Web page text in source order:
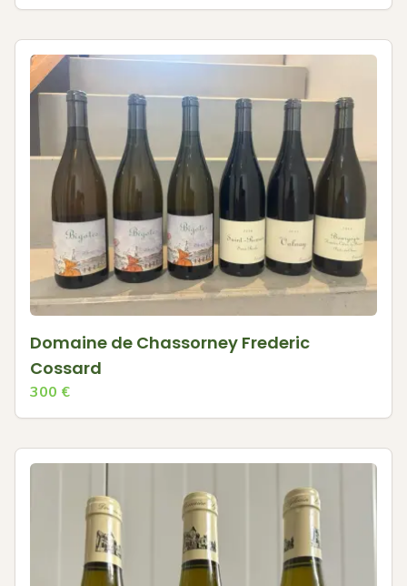
Domaine de Chassorney Frederic
Cossard
300 €